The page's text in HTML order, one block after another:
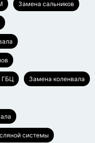
Замена сальников
ГБЦ Замена коленвала
системы